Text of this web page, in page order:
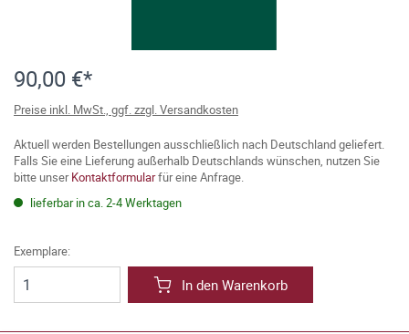
90,00 €*
Preise inkl. MwSt., ggf. zzgl. Versandkosten
Aktuell werden Bestellungen ausschließlich nach Deutschland geliefert.
Falls Sie eine Lieferung außerhalb Deutschlands wünschen, nutzen Sie
bitte unserKontaktformularfür eine Anfrage.
lieferbar in ca. 2-4 Werktagen
Exemplare:
In den Warenkorb